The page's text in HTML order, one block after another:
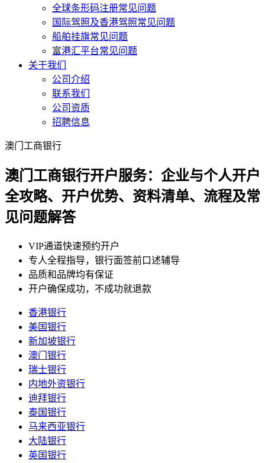
全球条形码注册常见问题
国际驾照及香港驾照常见问题
船舶挂旗常见问题
富港汇平台常见问题
关于我们
公司介绍
联系我们
公司资质
招聘信息
澳门工商银行
澳门工商银行开户服务：企业与个人开户
全攻略、开户优势、资料清单、流程及常
见问题解答
VIP通道快速预约开户
专人全程指导，银行面签前口述辅导
品质和品牌均有保证
开户确保成功，不成功就退款
香港银行
美国银行
新加坡银行
澳门银行
瑞士银行
内地外资银行
迪拜银行
泰国银行
马来西亚银行
大陆银行
英国银行